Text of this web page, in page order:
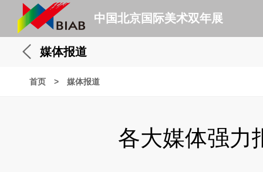
中国北京国际美术双年展
媒体报道
首页 > 媒体报道
各大媒体强力